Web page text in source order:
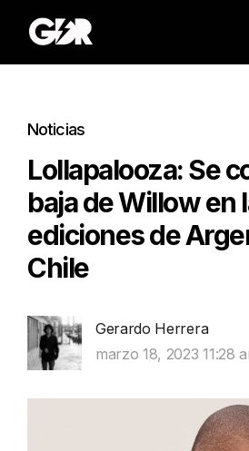
Noticias
Lollapalooza: Se
baja de Willow en
ediciones de
Chile
Gerardo Herrera
marzo 18, 2023 11:28